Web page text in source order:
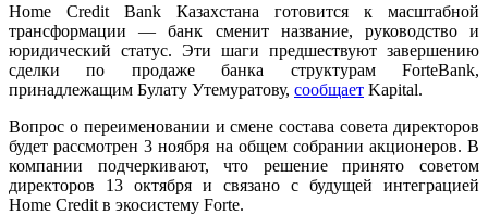
Home Credit Bank Казахстана готовится к масштабной
трансформации — банк сменит название, руководство и
юридический статус. Эти шаги предшествуют завершению
сделки по продаже банка структурам ForteBank,
принадлежащим Булату Утемуратову, сообщает Kapital.
Вопрос о переименовании и смене состава совета директоров
будет рассмотрен 3 ноября на общем собрании акционеров. В
компании подчеркивают, что решение принято советом
директоров 13 октября и связано с будущей интеграцией
Home Credit в экосистему Forte.